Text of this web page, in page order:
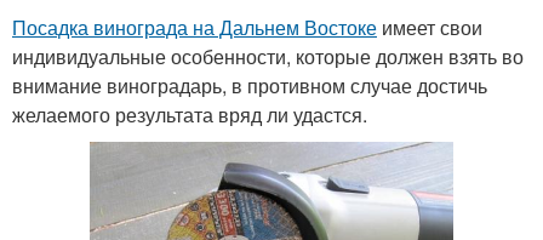
Посадка винограда на Дальнем Востоке имеет свои
индивидуальные особенности, которые должен взять во
внимание виноградарь, в противном случае достичь
желаемого результата вряд ли удастся.